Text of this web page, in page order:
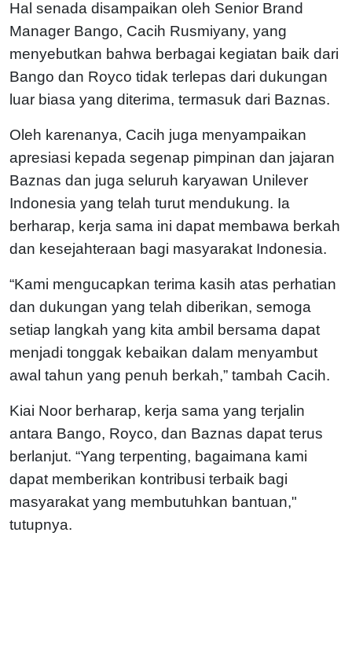
Hal senada disampaikan oleh Senior Brand
Manager Bango, Cacih Rusmiyany, yang
menyebutkan bahwa berbagai kegiatan baik dari
Bango dan Royco tidak terlepas dari dukungan
luar biasa yang diterima, termasuk dari Baznas.
Oleh karenanya, Cacih juga menyampaikan
apresiasi kepada segenap pimpinan dan jajaran
Baznas dan juga seluruh karyawan Unilever
Indonesia yang telah turut mendukung. Ia
berharap, kerja sama ini dapat membawa berkah
dan kesejahteraan bagi masyarakat Indonesia.
“Kami mengucapkan terima kasih atas perhatian
dan dukungan yang telah diberikan, semoga
setiap langkah yang kita ambil bersama dapat
menjadi tonggak kebaikan dalam menyambut
awal tahun yang penuh berkah,” tambah Cacih.
Kiai Noor berharap, kerja sama yang terjalin
antara Bango, Royco, dan Baznas dapat terus
berlanjut. “Yang terpenting, bagaimana kami
dapat memberikan kontribusi terbaik bagi
masyarakat yang membutuhkan bantuan,"
tutupnya.